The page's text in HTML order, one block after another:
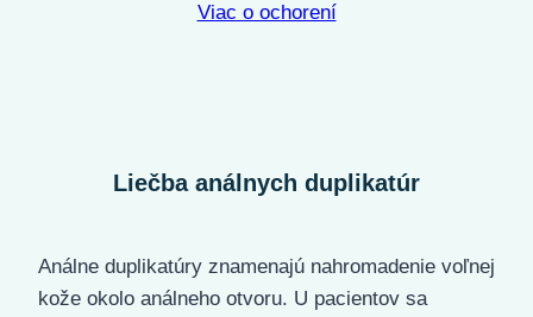
Viac o ochorení
Liečba análnych duplikatúr
Análne duplikatúry znamenajú nahromadenie voľnej
kože okolo análneho otvoru. U pacientov sa